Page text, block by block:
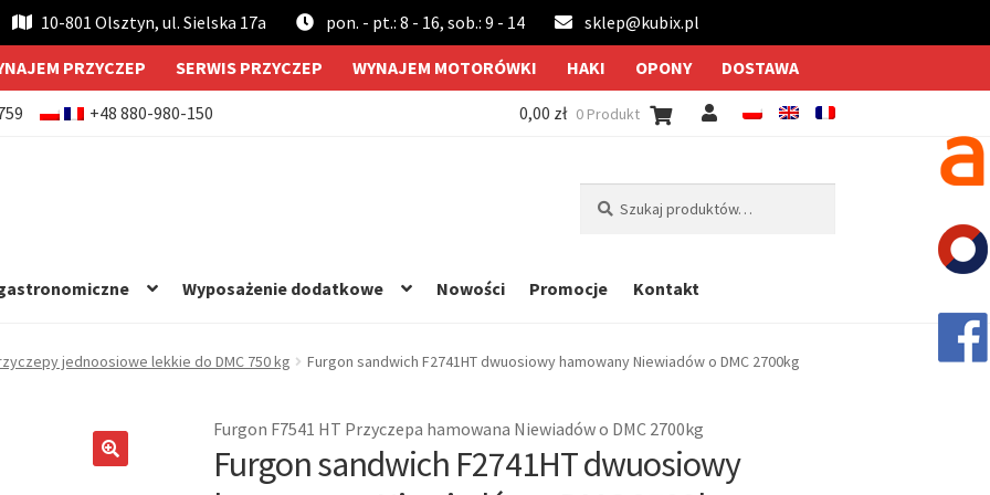
10-801 Olsztyn, ul. Sielska 17a pon. - pt.: 8 - 16, sob.: 9 - 14 sklep@kubix.pl
PRZYCZEP SERWIS PRZYCZEP WYNAJEM MOTORÓWKI HAKI OPONY DOSTAWA
+48 880-980-150 0,00 zł 0 Produkt
Wyposażenie dodatkowe Nowości Promocje Kontakt
jednoosiowe lekkie do DMC 750 kg Furgon sandwich F2741HT dwuosiowy hamowany Niewiadów o DMC 2700kg
Furgon F7541 HT Przyczepa hamowana Niewiadów o DMC 2700kg
Furgon sandwich F2741HT dwuosiowy